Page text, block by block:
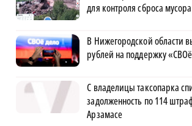
для контроля сброса мусора
В Нижегородской области
рублей на поддержку
С владелицы таксопарка
задолженность по 114
Арзамасе